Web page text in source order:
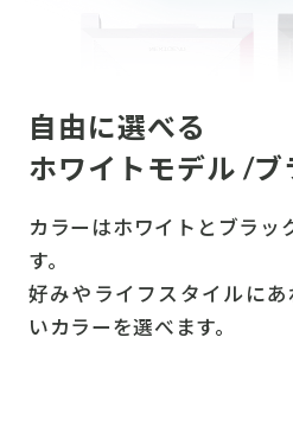
自由に選べる
ホワイトモデル /ブ
カラーはホワイトとブラッ
す。
好みやライフスタイルに
いカラーを選べます。